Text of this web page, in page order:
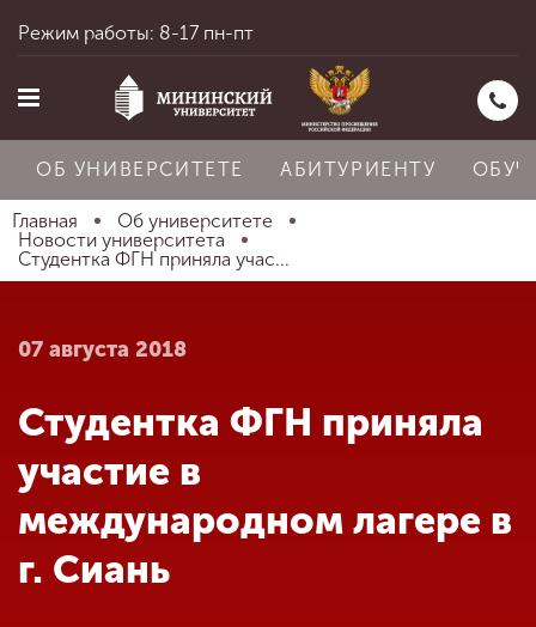
Главная
Абитуриенту
Обучение
Режим работы: 8-17 пн-пт
ОБ УНИВЕРСИТЕТЕ АБИТУРИЕНТУ
Главная
Об университете
Новости университета
Студентка ФГН приняла учас...
07 августа 2018
Студентка ФГН приняла
участие в
международном лагере в
г. Сиань